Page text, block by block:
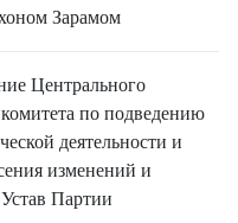
Зарамом
Центрального
по подведению
деятельности и
изменений и
Партии